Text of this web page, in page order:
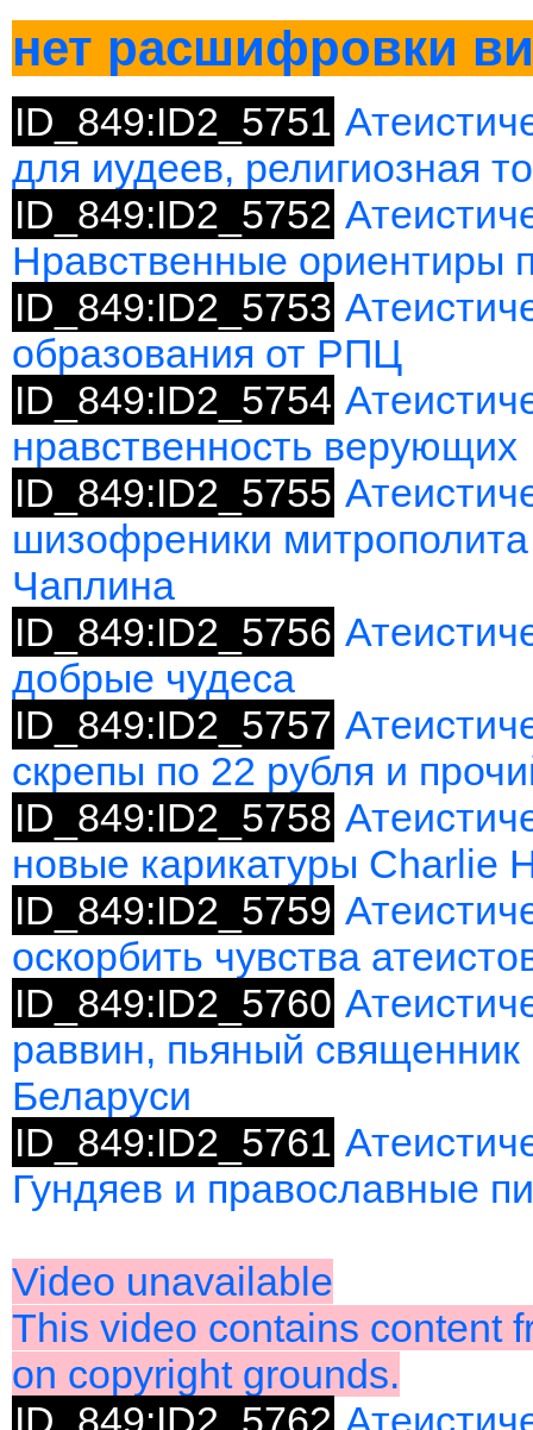
нет расшифровки
ID_849:ID2_5751
для иудеев, религиозная
ID_849:ID2_5752
Нравственные ориентиры
ID_849:ID2_5753
образования от РПЦ
ID_849:ID2_5754
нравственность верующих
ID_849:ID2_5755
шизофреники
Чаплина
ID_849:ID2_5756
добрые чудеса
ID_849:ID2_5757
скрепы по 22 рубля и
ID_849:ID2_5758
новые карикатуры Charlie
ID_849:ID2_5759
оскорбить чувства
ID_849:ID2_5760
раввин, пьяный священник
Беларуси
ID_849:ID2_5761
Гундяев и православные
Video unavailable
This video contains content
on copyright grounds.
ID_849:ID2_5762